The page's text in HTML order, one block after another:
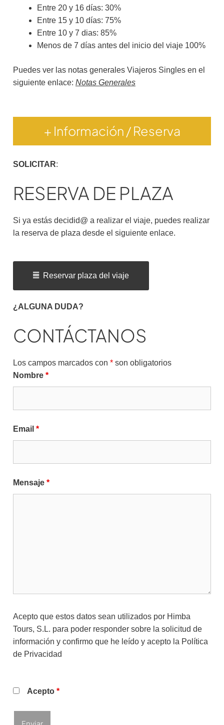
Entre 20 y 16 días: 30%
Entre 15 y 10 días: 75%
Entre 10 y 7 dias: 85%
Menos de 7 días antes del inicio del viaje 100%
Puedes ver las notas generales Viajeros Singles en el
siguiente enlace: Notas Generales
+ Información / Reserva
SOLICITAR:
RESERVA DE PLAZA
Si ya estás decidid@ a realizar el viaje, puedes realizar
la reserva de plaza desde el siguiente enlace.
Reservar plaza del viaje
¿ALGUNA DUDA?
CONTÁCTANOS
Los campos marcados con * son obligatorios
Nombre *
Email *
Mensaje *
Acepto que estos datos sean utilizados por Himba
Tours, S.L. para poder responder sobre la solicitud de
información y confirmo que he leído y acepto la Política
de Privacidad
Acepto *